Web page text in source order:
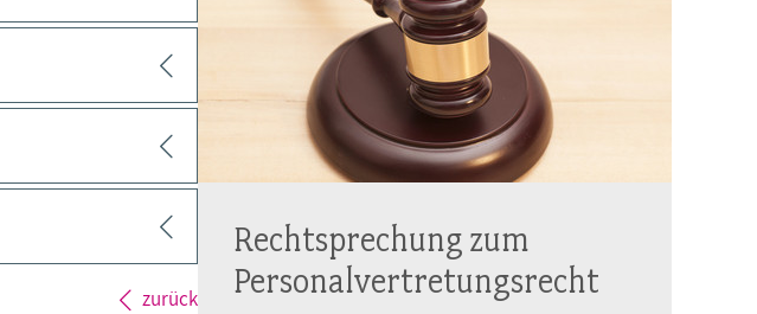
zurück
Rechtsprechung zum
Personalvertretungsrecht